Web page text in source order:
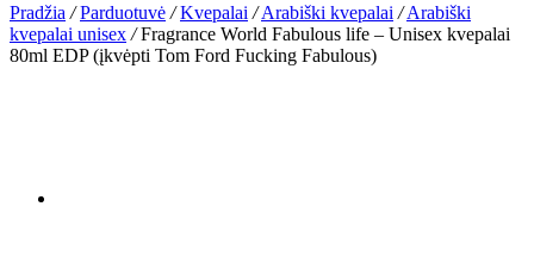
Pradžia / Parduotuvė / Kvepalai / Arabiški kvepalai / Arabiški
kvepalai unisex /Fragrance World Fabulous life – Unisex kvepalai
80ml EDP (įkvėpti Tom Ford Fucking Fabulous)